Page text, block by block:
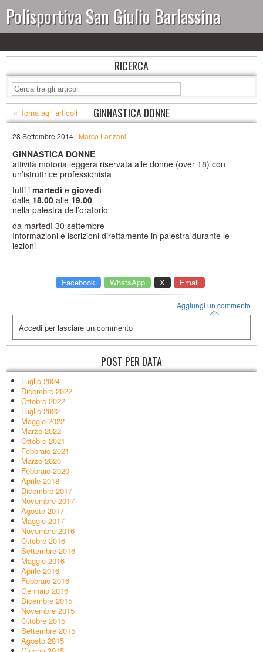
Polisportiva San Giulio Barlassina
RICERCA
« Torna agli articoli GINNASTICA DONNE
28 Settembre 2014 | Marco Lanzani
GINNASTICA DONNE
attività motoria leggera riservata alle donne (over 18) con
un’istruttrice professionista
tutti i martedì e giovedì
dalle 18.00 alle 19.00
nella palestra dell’oratorio
da martedì 30 settembre
Informazioni e iscrizioni direttamente in palestra durante le
lezioni
Facebook WhatsApp X Email
Aggiungi un commento
Accedi per lasciare un commento
POST PER DATA
Luglio 2024
Dicembre 2022
Ottobre 2022
Luglio 2022
Maggio 2022
Marzo 2022
Ottobre 2021
Febbraio 2021
Marzo 2020
Febbraio 2020
Aprile 2018
Dicembre 2017
Novembre 2017
Agosto 2017
Maggio 2017
Novembre 2016
Ottobre 2016
Settembre 2016
Maggio 2016
Aprile 2016
Febbraio 2016
Gennaio 2016
Dicembre 2015
Novembre 2015
Ottobre 2015
Settembre 2015
Agosto 2015